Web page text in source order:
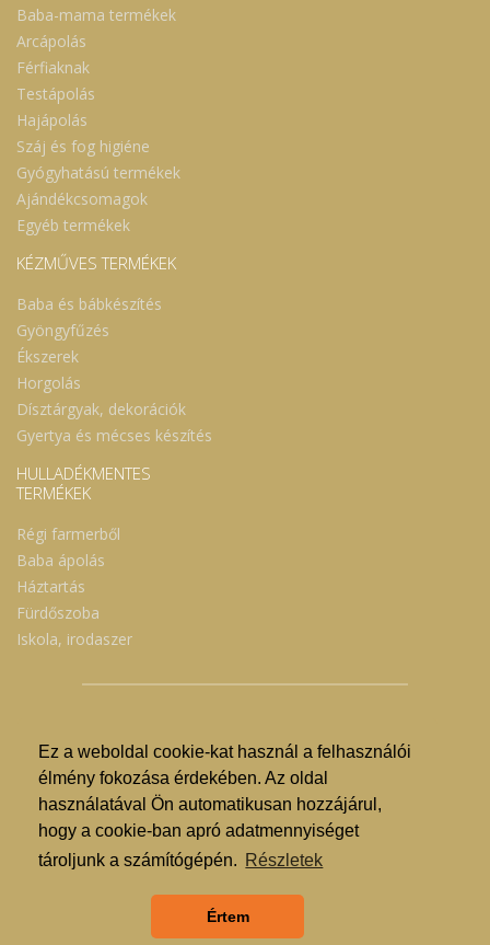
Ez a weboldal cookie-kat használ a felhasználói
élmény fokozása érdekében. Az oldal
használatával Ön automatikusan hozzájárul,
hogy a cookie-ban apró adatmennyiséget
tároljunk a számítógépén. Részletek
Értem
Baba-mama termékek
Arcápolás
Férfiaknak
Testápolás
Hajápolás
Száj és fog higiéne
Gyógyhatású termékek
Ajándékcsomagok
Egyéb termékek
KÉZMŰVES TERMÉKEK
Baba és bábkészítés
Gyöngyfűzés
Ékszerek
Horgolás
Dísztárgyak, dekorációk
Gyertya és mécses készítés
HULLADÉKMENTES
TERMÉKEK
Régi farmerből
Baba ápolás
Háztartás
Fürdőszoba
Iskola, irodaszer
© Nyíregyházi Kosár Közösség 2019.
Hogyan lehet vásárolni?
GDPR
ÁSZF